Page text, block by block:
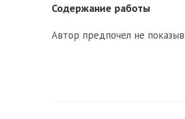
Содержание работы
Автор предпочел не